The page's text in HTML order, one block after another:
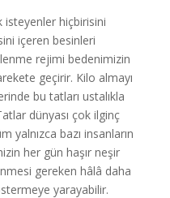
isteyenler hiçbirisini
içeren besinleri
rejimi bedenimizin
geçirir. Kilo almayı
bu tatları ustalıkla
dünyası çok ilginç
yalnızca bazı insanların
her gün haşır neşir
gereken hâlâ daha
yarayabilir.